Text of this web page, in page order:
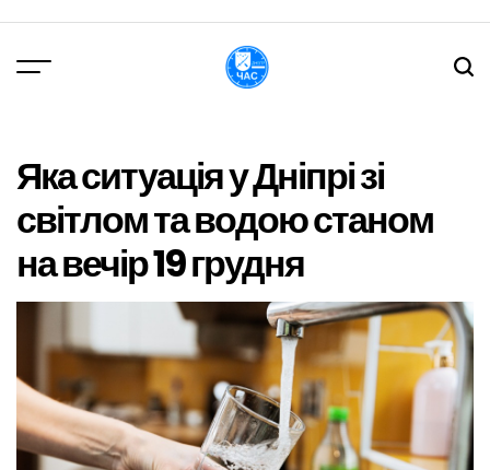
вмісту
Яка ситуація у Дніпрі зі
світлом та водою станом
на вечір 19 грудня